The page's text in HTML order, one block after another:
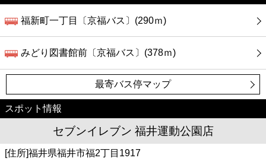
福新町一丁目〔京福バス〕(290ｍ)
みどり図書館前〔京福バス〕(378ｍ)
最寄バス停マップ
スポット情報
セブンイレブン 福井運動公園店
[住所]福井県福井市福2丁目1917